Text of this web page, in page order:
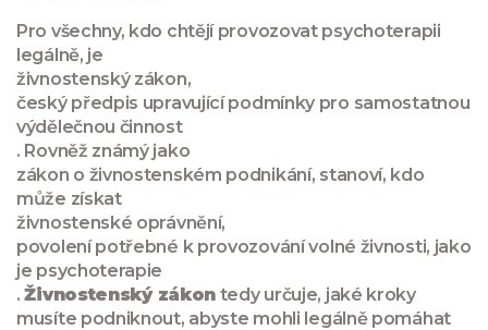
Pro všechny, kdo chtějí provozovat psychoterapii
legálně, je
živnostenský zákon,
český předpis upravující podmínky pro samostatnou
výdělečnou činnost
. Rovněž známý jako
zákon o živnostenském podnikání, stanoví, kdo
může získat
živnostenské oprávnění,
povolení potřebné k provozování volné živnosti, jako
je psychoterapie
.Živnostenský zákon tedy určuje, jaké kroky
musíte podniknout, abyste mohli legálně pomáhat